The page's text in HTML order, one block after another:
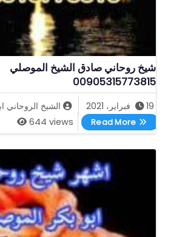
شيخ روحاني صادق الشيخ الموصلي
00905315773815
19 فبراير، 2021
الشيخ الروحاني
644 views
Read More
شيخ روحاني صادق الشيخ الموصلي 00905315773815